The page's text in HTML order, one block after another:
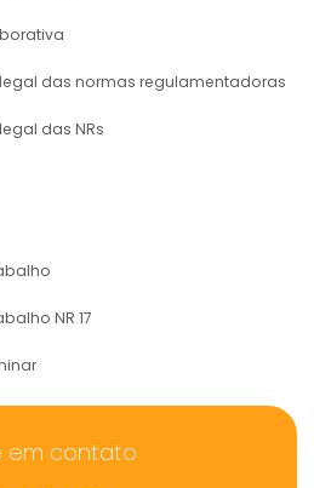
das normas regulamentadoras
das NRs
NR 17
ergonômico
em contato